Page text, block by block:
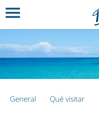
General Qué visitar